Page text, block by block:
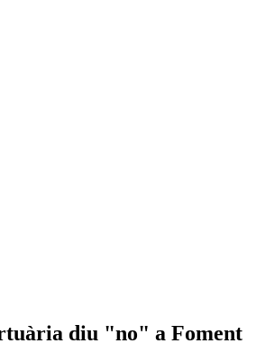
diu "no" a Foment